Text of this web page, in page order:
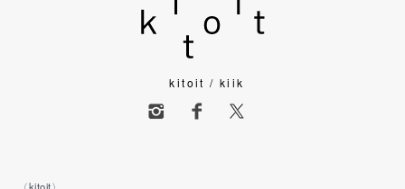
kitoit / kiik
〈kitoit〉